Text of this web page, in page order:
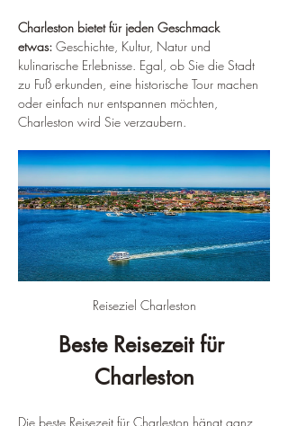
Charleston bietet für jeden Geschmack
etwas: Geschichte, Kultur, Natur und
kulinarische Erlebnisse. Egal, ob Sie die Stadt
zu Fuß erkunden, eine historische Tour machen
oder einfach nur entspannen möchten,
Charleston wird Sie verzaubern.
Reiseziel Charleston
Beste Reisezeit für
Charleston
Die beste Reisezeit für Charleston hängt ganz